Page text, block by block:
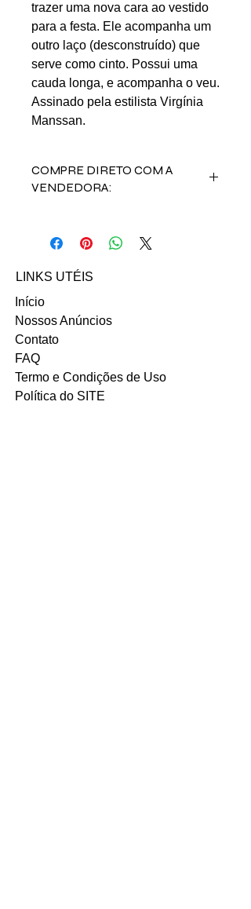
trazer uma nova cara ao vestido
para a festa. Ele acompanha um
outro laço (desconstruído) que
serve como cinto. Possui uma
cauda longa, e acompanha o veu.
Assinado pela estilista Virgínia
Manssan.
COMPRE DIRETO COM A
VENDEDORA:
Email: Rcleite@live.com
LINKS UTÉIS
Início
Nossos Anúncios
Contato
FAQ
Termo e Condições de Uso
Política do SITE